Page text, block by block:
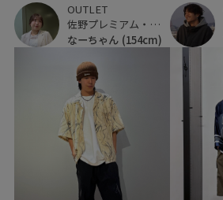
OUTLET
佐野プレミアム・アウトレット
なーちゃん (154cm)